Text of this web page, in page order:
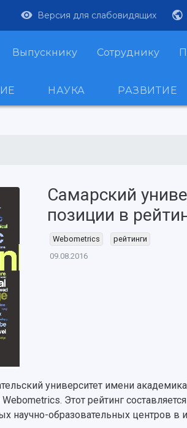
Версия для слабовидящих
Выпускнику Сотруднику
НАУКА РАЗВИТИЕ
Самарский
позиции в
Webometrics
рейтинги
09.08.2016
университет имени
Этот рейтинг
научно-образовательных центров в